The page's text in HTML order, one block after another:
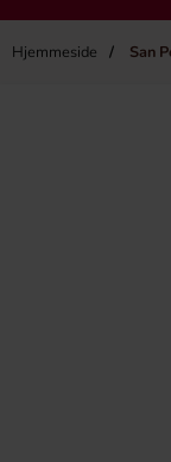
Hjemmeside San